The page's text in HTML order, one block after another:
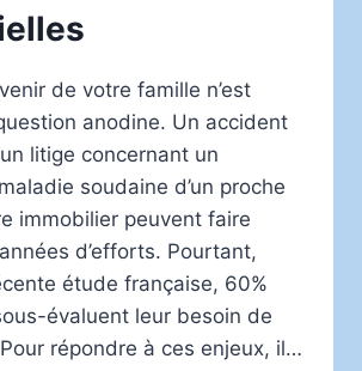
de votre famille n’est
anodine. Un accident
litige concernant un
soudaine d’un proche
immobilier peuvent faire
d’efforts. Pourtant,
étude française, 60%
évaluent leur besoin de
répondre à ces enjeux, il…